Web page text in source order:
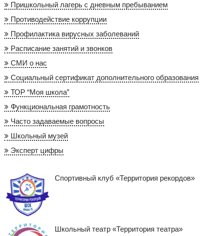
Пришкольный лагерь с дневным пребыванием
Противодействие коррупции
Профилактика вирусных заболеваний
Расписание занятий и звонков
СМИ о нас
Социальный сертификат дополнительного образования
ТОР “Моя школа”
Функциональная грамотность
Часто задаваемые вопросы
Школьный музей
Эксперт цифры
Спортивный клуб «Территория рекордов»
Школьный театр «Территория театра»